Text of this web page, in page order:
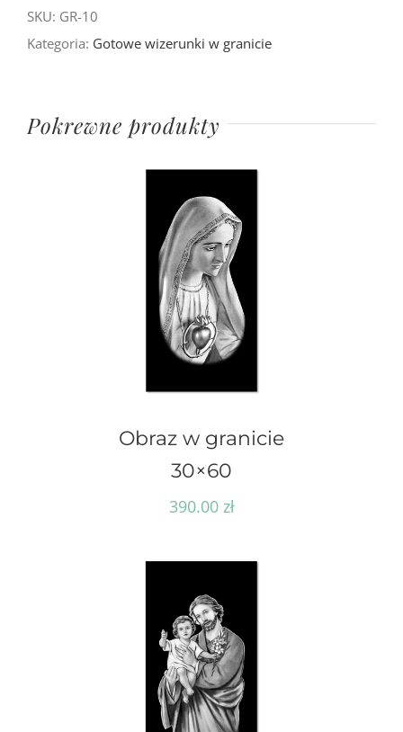
SKU: GR-10
Kategoria: Gotowe wizerunki w granicie
Pokrewne produkty
Obraz w granicie
30×60
390.00 zł